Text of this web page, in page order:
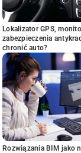
Lokalizator GPS,
zabezpieczenia
chronić auto?
Rozwiązania BIM jako